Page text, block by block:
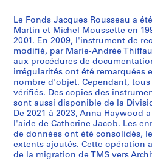
a
ç
o
n
n
e
r
i
e
,
1
9
8
q
u
e
t
t
e
e
t
d
e
s
e
r
w
o
r
k
s
"
,
T
o
e
"
,
1
4
m
a
i
-
1
6
t
i
o
n
"
a
u
C
e
n
t
u
r
e
o
f
c
o
n
s
e
n
t
a
n
e
,
1
9
8
7
-
1
d
e
n
t
i
f
i
é
e
s
,
n
c
e
p
o
u
r
p
r
o
j
Le Fonds Jacques Rousseau a
Martin et Michel Moussette en
2001. En 2009, l'instrument de
modifié, par Marie-Andrée
aux procédures de
irrégularités ont été remarquées
nombre d'objet. Cependant,
vérifiés. Des copies des
sont aussi disponible de la
De 2021 à 2023, Anna Haywood
l'aide de Catherine Jacob. Les
de données ont été consolidés,
extents ajoutés. Cette opération
de la migration de TMS vers